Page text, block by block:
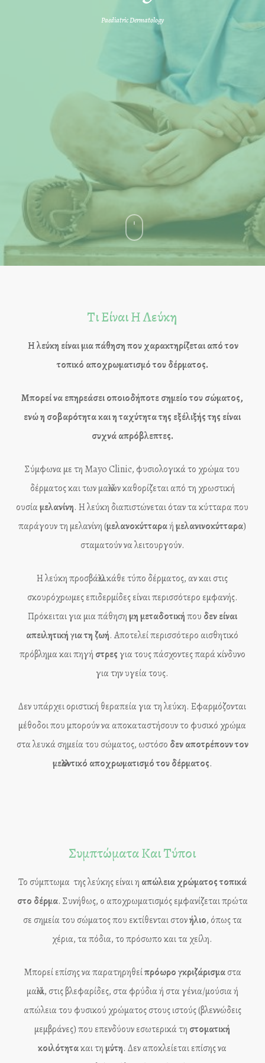
Paediatric Dermatology
Τι Είναι Η Λεύκη
Ηλεύκη είναι μια πάθηση που χαρακτηρίζεται από τον
τοπικό αποχρωματισμό του δέρματος.
Μπορεί να επηρεάσει οποιοδήποτε σημείο του σώματος,
ενώ η σοβαρότητα και η ταχύτητα της εξέλιξής της είναι
συχνά απρόβλεπτες.
Σύμφωνα με τη Mayo Clinic, φυσιολογικά το χρώμα του
δέρματος και των μαλλιών καθορίζεται από τη χρωστική
ουσίαμελανίνη. Η λεύκη διαπιστώνεται όταν τα κύτταρα που
παράγουν τη μελανίνη (μελανοκύτταραήμελανινοκύτταρα)
σταματούν να λειτουργούν.
Η λεύκη προσβάλλει κάθε τύπο δέρματος, αν και στις
σκουρόχρωμες επιδερμίδες είναι περισσότερο εμφανής.
Πρόκειται για μια πάθησημη μεταδοτικήπου δεν είναι
απειλητική για τη ζωή. Αποτελεί περισσότερο αισθητικό
πρόβλημα και πηγή στρες για τους πάσχοντες παρά κίνδυνο
για την υγεία τους.
Δεν υπάρχει οριστική θεραπεία για τη λεύκη. Εφαρμόζονται
μέθοδοι που μπορούν να αποκαταστήσουν το φυσικό χρώμα
στα λευκά σημεία του σώματος, ωστόσο δεν αποτρέπουν τον
μελλοντικό αποχρωματισμό του δέρματος.
Συμπτώματα Και Τύποι
Το σύμπτωμα της λεύκης είναι η απώλεια χρώματος τοπικά
στο δέρμα. Συνήθως, ο αποχρωματισμός εμφανίζεται πρώτα
σε σημεία του σώματος που εκτίθενται στονήλιο, όπως τα
χέρια, τα πόδια, το πρόσωπο και τα χείλη.
Μπορεί επίσης να παρατηρηθείπρόωρο γκριζάρισμαστα
μαλλιά, στις βλεφαρίδες, στα φρύδια ή στα γένια/μούσια ή
απώλεια του φυσικού χρώματος στους ιστούς (βλεννώδεις
μεμβράνες) που επενδύουν εσωτερικά τη στοματική
κοιλότητακαι τημύτη. Δεν αποκλείεται επίσης να